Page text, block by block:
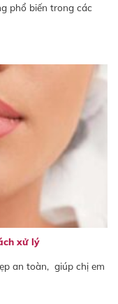
phổ biến trong các
xử lý
an toàn, giúp chị em